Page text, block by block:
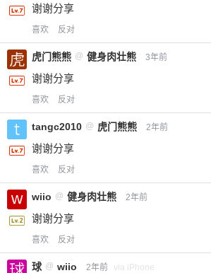
谢谢分享
喜欢 反对
虎门熊熊 @ 健身肉壮熊 3年前
谢谢分享
喜欢 反对
tangc2010 @ 虎门熊熊 2年前
谢谢分享
喜欢 反对
wiio @ 健身肉壮熊 2年前
谢谢分享
喜欢 反对
球 @ wiio 2年前 via iPhone